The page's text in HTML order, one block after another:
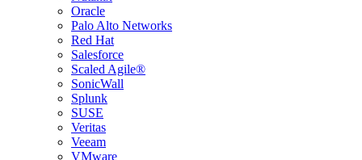
Oracle
Palo Alto Networks
Red Hat
Salesforce
Scaled Agile®
SonicWall
Splunk
SUSE
Veritas
Veeam
VMware